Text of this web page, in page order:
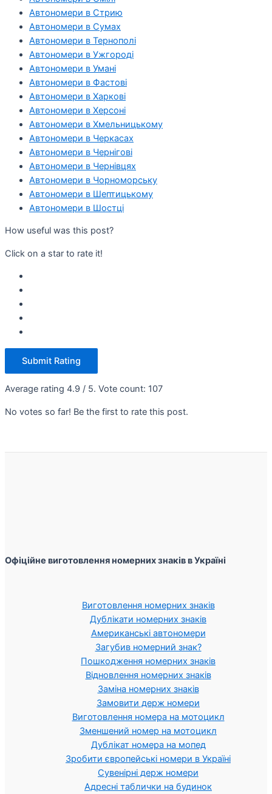
Автономери в Стрию
Автономери в Сумах
Автономери в Тернополі
Автономери в Ужгороді
Автономери в Умані
Автономери в Фастові
Автономери в Харкові
Автономери в Херсоні
Автономери в Хмельницькому
Автономери в Черкасах
Автономери в Чернігові
Автономери в Чернівцях
Автономери в Чорноморську
Автономери в Шептицькому
Автономери в Шостці
How useful was this post?
Click on a star to rate it!
Submit Rating
Average rating 4.9 / 5. Vote count: 107
No votes so far! Be the first to rate this post.
Офіційне виготовлення номерних знаків в Україні
Виготовлення номерних знаків
Дублікати номерних знаків
Американські автономери
Загубив номерний знак?
Пошкодження номерних знаків
Відновлення номерних знаків
Заміна номерних знаків
Замовити держ номери
Виготовлення номера на мотоцикл
Зменшений номер на мотоцикл
Дублікат номера на мопед
Зробити європейські номери в Україні
Сувенірні держ номери
Адресні таблички на будинок